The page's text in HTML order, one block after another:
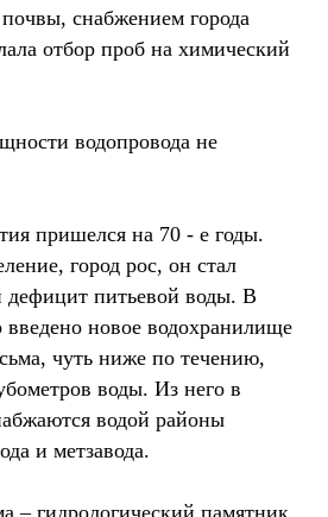
снабжением города
отбор проб на химический
водопровода не
пришелся на 70 - е годы.
город рос, он стал
дефицит питьевой воды. В
новое водохранилище
чуть ниже по течению,
воды. Из него в
водой районы
и метзавода.
– гидрологический памятник